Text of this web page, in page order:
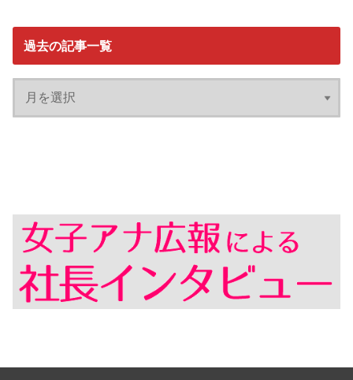
過去の記事一覧